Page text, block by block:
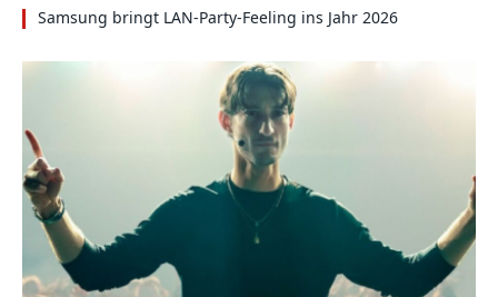
Samsung bringt LAN-Party-Feeling ins Jahr 2026